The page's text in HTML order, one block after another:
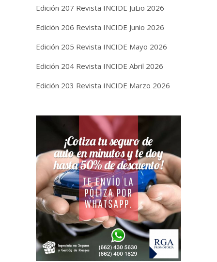
Edición 207 Revista INCIDE JuLio 2026
Edición 206 Revista INCIDE Junio 2026
Edición 205 Revista INCIDE Mayo 2026
Edición 204 Revista INCIDE Abril 2026
Edición 203 Revista INCIDE Marzo 2026